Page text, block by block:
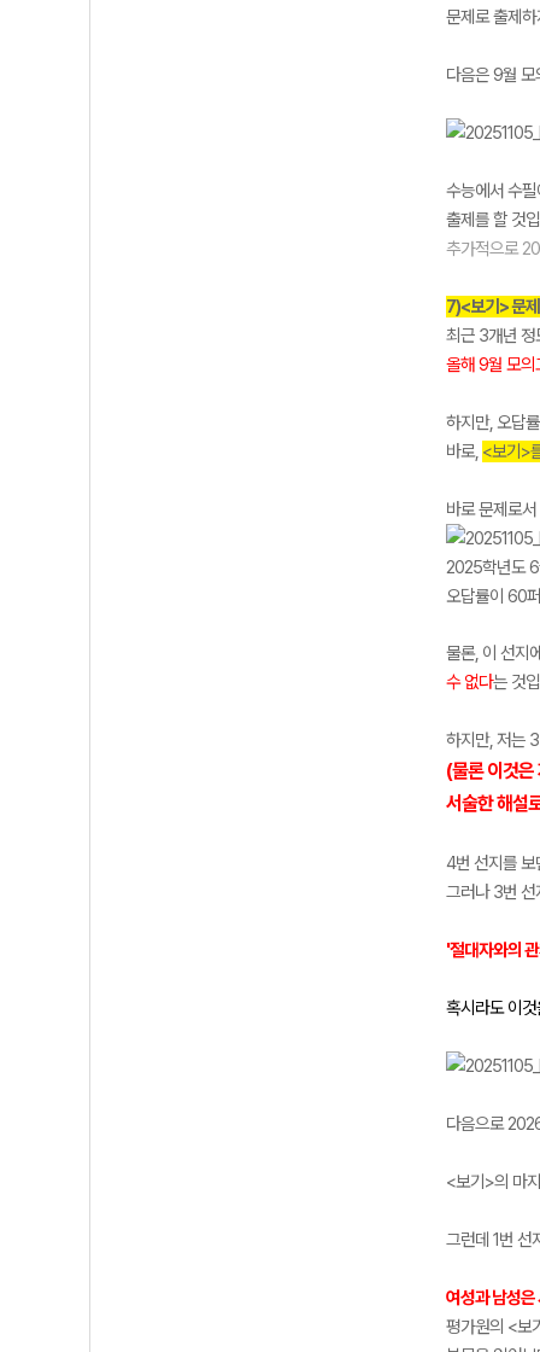
문제로 출제
다음은 9월
수능에서 수
출제를 할 것
추가적으로
7)<보기> 문
최근 3개년 정
올해 9월 모
하지만, 오답
바로, <보기>
바로 문제로
2025학년도
오답률이 60
물론, 이 선지
수 없다는 것
하지만, 저는
(물론 이것은
서술한 해설
4번 선지를
그러나 3번
'절대자와의
혹시라도 이
다음으로
<보기>의 마
그런데 1번 선
여성과 남성
평가원의 <보